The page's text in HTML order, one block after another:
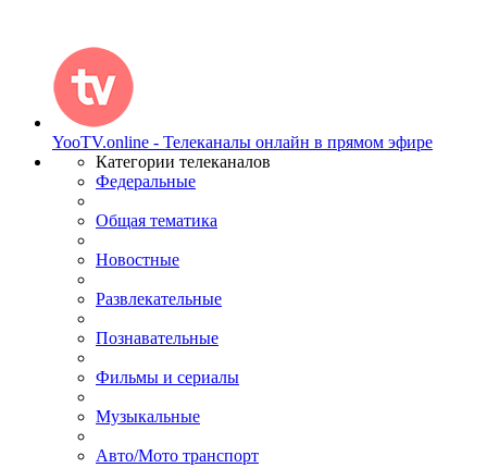
YooTV.online - Телеканалы онлайн в прямом эфире
Категории телеканалов
Федеральные
Общая тематика
Новостные
Развлекательные
Познавательные
Фильмы и сериалы
Музыкальные
Авто/Мото транспорт